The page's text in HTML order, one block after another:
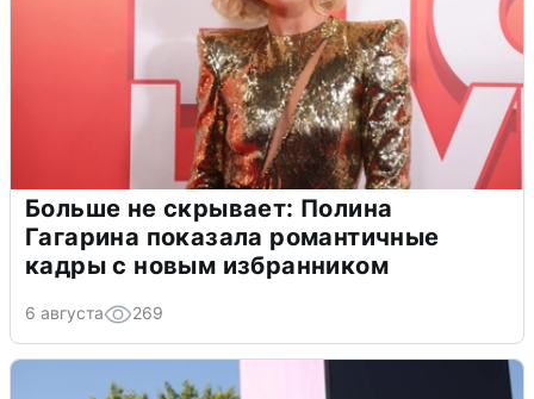
Больше не скрывает: Полина
Гагарина показала романтичные
кадры с новым избранником
6 августа 269